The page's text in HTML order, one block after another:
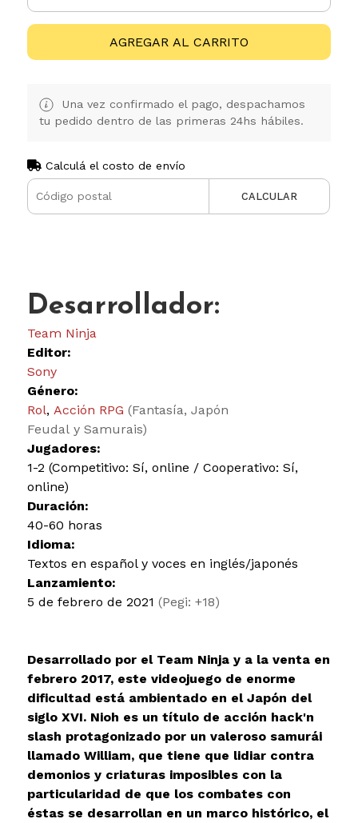
AGREGAR AL CARRITO
Una vez confirmado el pago, despachamos
tu pedido dentro de las primeras 24hs hábiles.
Calculá el costo de envío
CALCULAR
Desarrollador:
Team Ninja
Editor:
Sony
Género:
Rol, Acción RPG (Fantasía, Japón
Feudal y Samurais)
Jugadores:
1-2 (Competitivo: Sí, online / Cooperativo: Sí,
online)
Duración:
40-60 horas
Idioma:
Textos en español y voces en inglés/japonés
Lanzamiento:
5 de febrero de 2021 (Pegi: +18)
Desarrollado por el Team Ninja y a la venta en
febrero 2017, este videojuego de enorme
dificultad está ambientado en el Japón del
siglo XVI. Nioh es un título de acción hack'n
slash protagonizado por un valeroso samurái
llamado William, que tiene que lidiar contra
demonios y criaturas imposibles con la
particularidad de que los combates con
éstas se desarrollan en un marco histórico, el